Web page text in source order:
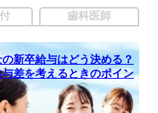
歯科医師
新卒給与はどう決める？
差を考えるときのポイン